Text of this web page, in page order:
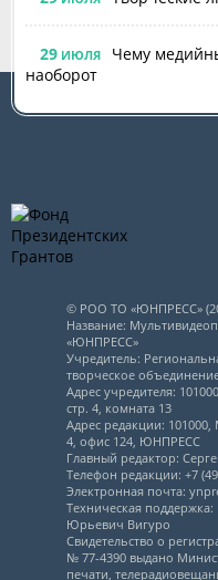
29 ИЮЛЯ
Чему
наоборот
© РОО ТО «ЮНПРЕСС»
Название:
«ЮНПРЕСС»
Учредитель:
творческое
Адрес учредителя:
стр. 4, комната 13
Адрес редакции:
4, офис 124, ЮНПРЕСС
Главный редактор:
Телефон редакции: +7
Электронная почта:
Техническая
Юрьевич Вигуро
Свидетельство о
№ 77-4390 выдано
печати,